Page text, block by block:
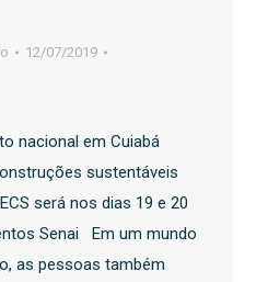
12/07/2019
nacional em Cuiabá
sustentáveis
será nos dias 19 e 20
Senai Em um mundo
as pessoas também